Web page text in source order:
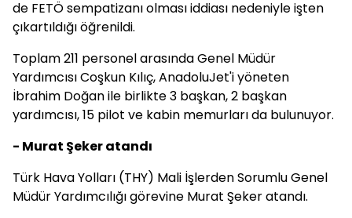
de FETÖ sempatizanı olması iddiası nedeniyle işten
çıkartıldığı öğrenildi.
Toplam 211 personel arasında Genel Müdür
Yardımcısı Coşkun Kılıç, AnadoluJet'i yöneten
İbrahim Doğan ile birlikte 3 başkan, 2 başkan
yardımcısı, 15 pilot ve kabin memurları da bulunuyor.
- Murat Şeker atandı
Türk Hava Yolları (THY) Mali İşlerden Sorumlu Genel
Müdür Yardımcılığı görevine Murat Şeker atandı.